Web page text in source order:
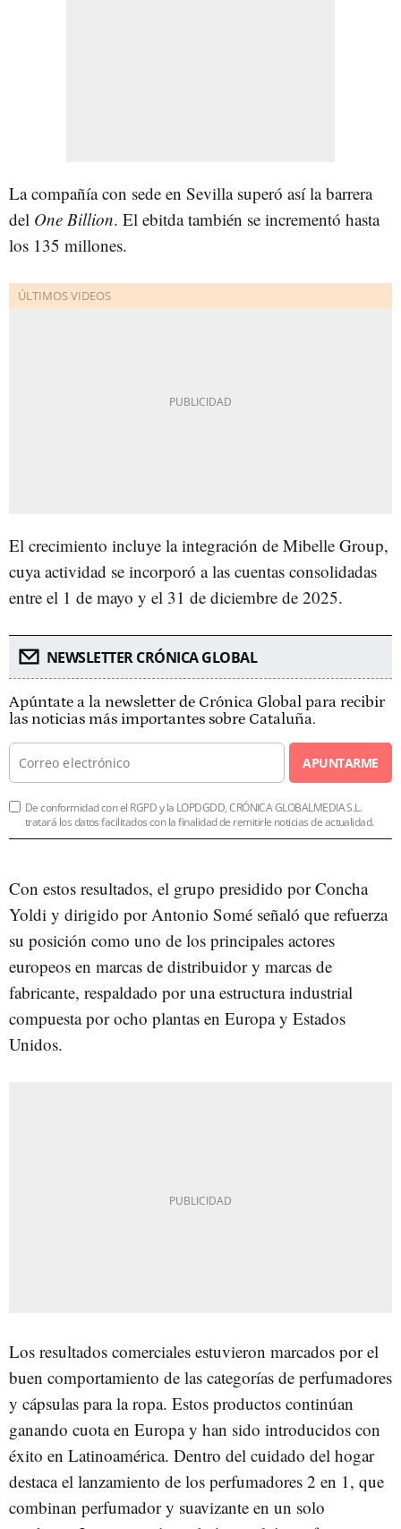
La compañía con sede en Sevilla superó así la barrera
del One Billion. El ebitda también se incrementó hasta
los 135 millones.
El crecimiento incluye la integración de Mibelle Group,
cuya actividad se incorporó a las cuentas consolidadas
entre el 1 de mayo y el 31 de diciembre de 2025.
NEWSLETTER CRÓNICA GLOBAL
Apúntate a la newsletter de Crónica Global para recibir
las noticias más importantes sobre Cataluña.
APUNTARME
De conformidad con el RGPD y la LOPDGDD, CRÓNICA GLOBALMEDIA S.L.
tratará los datos facilitados con la finalidad de remitirle noticias de actualidad.
Con estos resultados, el grupo presidido por Concha
Yoldi y dirigido por Antonio Somé señaló que refuerza
su posición como uno de los principales actores
europeos en marcas de distribuidor y marcas de
fabricante, respaldado por una estructura industrial
compuesta por ocho plantas en Europa y Estados
Unidos.
Los resultados comerciales estuvieron marcados por el
buen comportamiento de las categorías de perfumadores
y cápsulas para la ropa. Estos productos continúan
ganando cuota en Europa y han sido introducidos con
éxito en Latinoamérica. Dentro del cuidado del hogar
destaca el lanzamiento de los perfumadores 2 en 1, que
combinan perfumador y suavizante en un solo